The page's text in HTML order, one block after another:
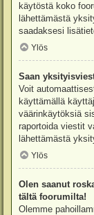
käytöstä koko
lähettämästä
saadaksesi
Ylös
Saan
Voit
käyttämällä
väärinkäytöksiä
raportoida viestit
lähettämästä
Ylös
Olen saanut
tältä foorumilta!
Olemme